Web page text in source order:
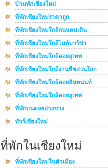
บ้านพักเชียงใหม่
ที่พักเชียงใหม่ราคาถูก
ที่พักเชียงใหม่ใกล้ถนนคนเดิน
ที่พักเชียงใหม่ใกล้ไนท์บาร์ซ่า
ที่พักเชียงใหม่ใกล้ดอยสุเทพ
ที่พักเชียงใหม่ใกล้งานพืชสวนโลก
ที่พักเชียงใหม่ใกล้ดอยอินทนนท์
ที่พักเชียงใหม่ใกล้ดอยสุเทพ
ที่พักบนดอยอ่างขาง
ทัวร์เชียงใหม่
ที่พักในเชียงใหม่
ที่พักเชียงใหม่ในตัวเมือง